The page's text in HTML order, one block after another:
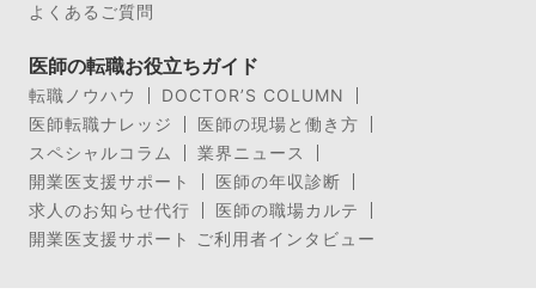
よくあるご質問
医師の転職お役立ちガイド
転職ノウハウ
DOCTOR’S COLUMN
医師転職ナレッジ
医師の現場と働き方
スペシャルコラム
業界ニュース
開業医支援サポート
医師の年収診断
求人のお知らせ代行
医師の職場カルテ
開業医支援サポート ご利用者インタビュー